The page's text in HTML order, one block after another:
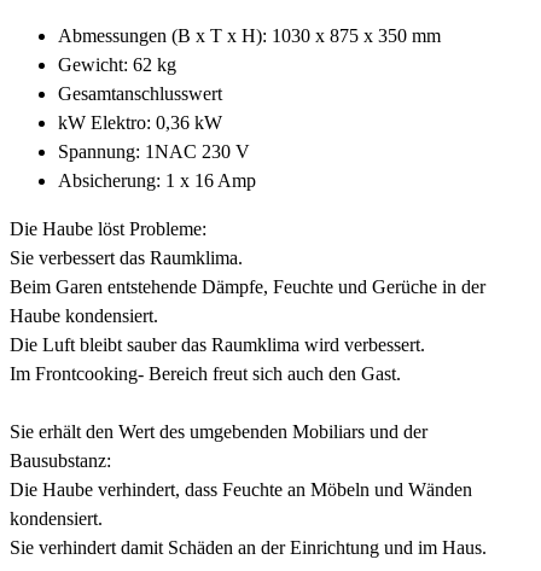
Abmessungen (B x T x H): 1030 x 875 x 350 mm
Gewicht: 62 kg
Gesamtanschlusswert
kW Elektro: 0,36 kW
Spannung: 1NAC 230 V
Absicherung: 1 x 16 Amp
Die Haube löst Probleme:
Sie verbessert das Raumklima.
Beim Garen entstehende Dämpfe, Feuchte und Gerüche in der
Haube kondensiert.
Die Luft bleibt sauber das Raumklima wird verbessert.
Im Frontcooking- Bereich freut sich auch den Gast.
Sie erhält den Wert des umgebenden Mobiliars und der
Bausubstanz:
Die Haube verhindert, dass Feuchte an Möbeln und Wänden
kondensiert.
Sie verhindert damit Schäden an der Einrichtung und im Haus.